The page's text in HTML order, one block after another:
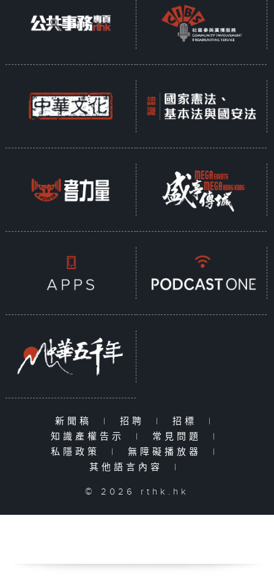
新聞稿 | 招聘 | 招標
|
知識產權告示
| 常見問題
|
私隱政策
| 無障礙播放器
|
其他語言內容
|
© 2026 rthk.hk